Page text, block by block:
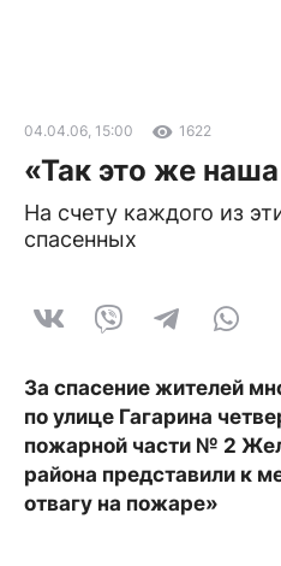
04.04.06, 15:00 1622
«Так это же
На счету каждого из
спасенных
За спасение жителей
по улице Гагарина
пожарной части № 2
района представили к
отвагу на пожаре»